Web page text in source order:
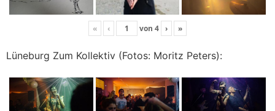
« ‹ von 4 › »
Lüneburg Zum Kollektiv (Fotos: Moritz Peters):